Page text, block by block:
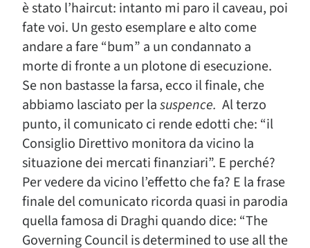
è stato l’haircut: intanto mi paro il caveau, poi
fate voi. Un gesto esemplare e alto come
andare a fare “bum” a un condannato a
morte di fronte a un plotone di esecuzione.
Se non bastasse la farsa, ecco il finale, che
abbiamo lasciato per lasuspence. Al terzo
punto, il comunicato ci rende edotti che: “il
Consiglio Direttivo monitora da vicino la
situazione dei mercati finanziari”. E perché?
Per vedere da vicino l’effetto che fa? E la frase
finale del comunicato ricorda quasi in parodia
quella famosa di Draghi quando dice: “The
Governing Council is determined to use all the